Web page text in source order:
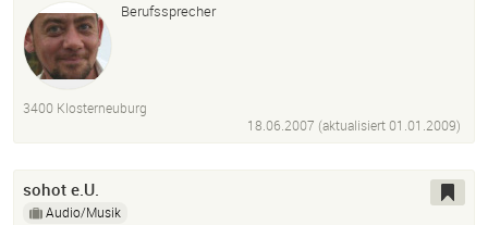
Berufssprecher
3400 Klosterneuburg
18.06.2007 (aktualisiert01.01.2009)
sohot e.U.
Audio/Musik